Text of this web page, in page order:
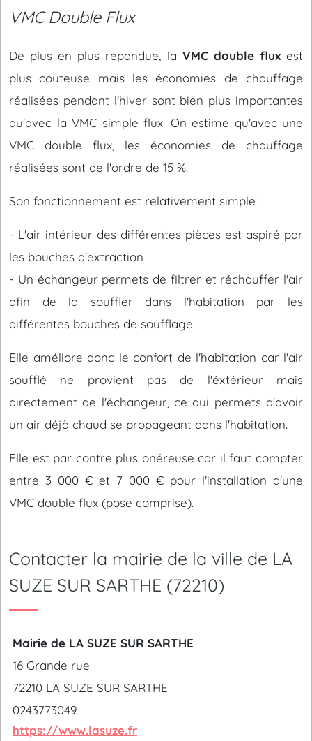
VMC Double Flux
De plus en plus répandue, la VMC double fluxest
plus couteuse mais les économies de chauffage
réalisées pendant l'hiver sont bien plus importantes
qu'avec la VMC simple flux. On estime qu'avec une
VMC double flux, les économies de chauffage
réalisées sont de l'ordre de 15 %.
Son fonctionnement est relativement simple :
- L'air intérieur des différentes pièces est aspiré par
les bouches d'extraction
- Un échangeur permets de filtrer et réchauffer l'air
afin de la souffler dans l'habitation par les
différentes bouches de soufflage
Elle améliore donc le confort de l'habitation car l'air
soufflé ne provient pas de l'éxtérieur mais
directement de l'échangeur, ce qui permets d'avoir
un air déjà chaud se propageant dans l'habitation.
Elle est par contre plus onéreuse car il faut compter
entre 3 000 € et 7 000 € pour l'installation d'une
VMC double flux (pose comprise).
Contacter la mairie de la ville de LA
SUZE SUR SARTHE (72210)
Mairie de LA SUZE SUR SARTHE
16 Grande rue
72210 LA SUZE SUR SARTHE
0243773049
https://www.lasuze.fr